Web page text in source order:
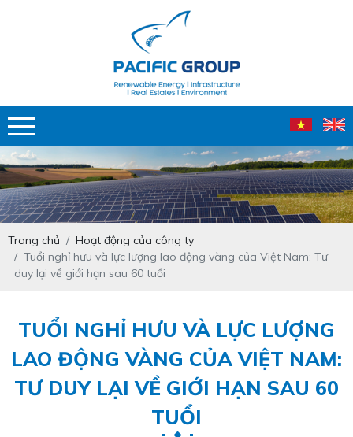
Trang chủ
Hoạt động của công ty
Tuổi nghỉ hưu và lực lượng lao động vàng của Việt Nam: Tư
duy lại về giới hạn sau 60 tuổi
TUỔI NGHỈ HƯU VÀ LỰC LƯỢNG
LAO ĐỘNG VÀNG CỦA VIỆT NAM:
TƯ DUY LẠI VỀ GIỚI HẠN SAU 60
TUỔI